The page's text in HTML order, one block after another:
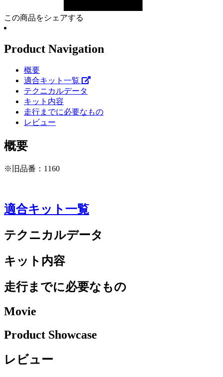
この商品をシェアする
Product Navigation
概要
適合キット一覧
テクニカルデータ
キット内容
走行までに必要なもの
レビュー
概要
※旧品番：1160
適合キット一覧
テクニカルデータ
キット内容
走行までに必要なもの
Movie
Product Showcase
レビュー